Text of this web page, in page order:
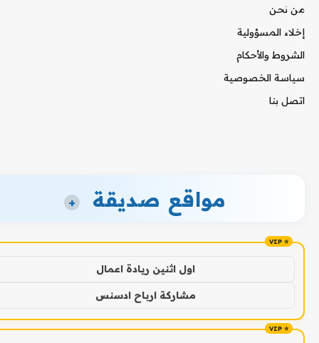
من نحن
إخلاء المسؤولية
الشروط والأحكام
سياسة الخصوصية
اتصل بنا
مواقع صديقة +
اول اثنين ريادة اعمال
مشاركة ارباح ادسنس